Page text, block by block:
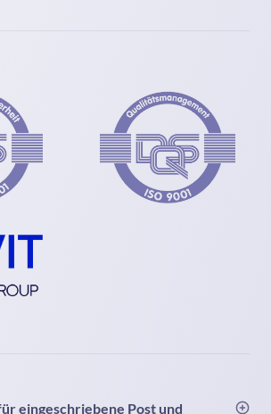
eingeschriebene Post und